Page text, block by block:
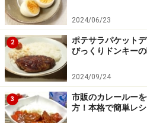
2024/06/23
2
ポテサラパケット
びっくりドンキー
2024/09/24
3
市販のカレールー
方！本格で簡単レ